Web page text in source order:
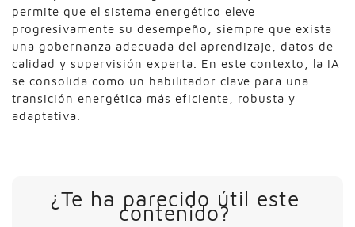
permite que el sistema energético eleve
progresivamente su desempeño, siempre que exista
una gobernanza adecuada del aprendizaje, datos de
calidad y supervisión experta. En este contexto, la IA
se consolida como un habilitador clave para una
transición energética más eficiente, robusta y
adaptativa.
¿Te ha parecido útil este
contenido?